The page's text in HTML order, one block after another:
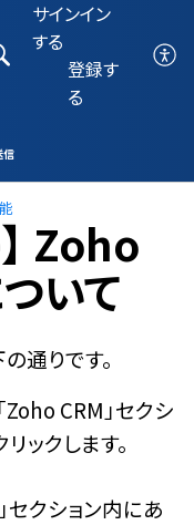
サインイン
する
登録す
る
信
Zoho
いて
通りです。
Zoho CRM」セクシ
ックします。
」セクション内にあ